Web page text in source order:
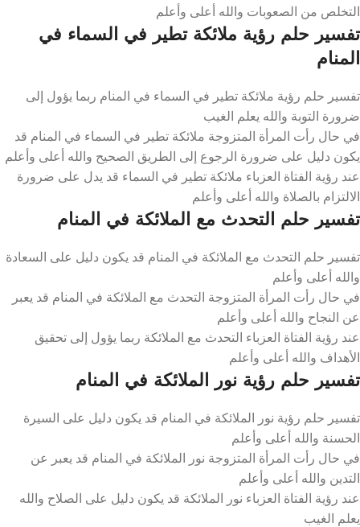
التخلص من الصعوبات والله أعلى وأعلم
تفسير حلم رؤية ملائكة تطير في السماء في
المنام
تفسير حلم رؤية ملائكة تطير في السماء في المنام ربما يؤول إلى
ضرورة التوبة والله يعلم الغيب
في حال رأت المرأة المتزوجة ملائكة تطير في السماء في المنام قد
يكون دليل على ضرورة الرجوع إلى الطريق الصحيح والله أعلى وأعلم
عند رؤية الفتاة العزباء ملائكة تطير في السماء قد يدل على ضرورة
الالتزام بالصلاة والله أعلى وأعلم
تفسير حلم التحدث مع الملائكة في المنام
تفسير حلم التحدث مع الملائكة في المنام قد يكون دليل على السعادة
والله أعلى وأعلم
في حال رأت المرأة المتزوجة التحدث مع الملائكة في المنام قد يعبر
عن النجاح والله أعلى وأعلم
عند رؤية الفتاة العزباء التحدث مع الملائكة ربما يؤول إلى تحقيق
الأهداف والله أعلى وأعلم
تفسير حلم رؤية نور الملائكة في المنام
تفسير حلم رؤية نور الملائكة في المنام قد يكون دليل على السيرة
الحسنة والله أعلى وأعلم
في حال رأت المرأة المتزوجة نور الملائكة في المنام قد يعبر عن
التدين والله أعلى وأعلم
عند رؤية الفتاة العزباء نور الملائكة قد يكون دليل على الصلاح والله
يعلم الغيب